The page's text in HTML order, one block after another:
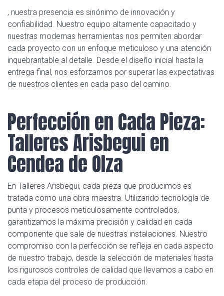
, nuestra presencia es sinónimo de innovación y
confiabilidad. Nuestro equipo altamente capacitado y
nuestras modernas herramientas nos permiten abordar
cada proyecto con un enfoque meticuloso y una atención
inquebrantable al detalle. Desde el diseño inicial hasta la
entrega final, nos esforzamos por superar las expectativas
de nuestros clientes en cada paso del camino.
Perfección en Cada Pieza:
Talleres Arisbegui en
Cendea de Olza
En Talleres Arisbegui, cada pieza que producimos es
tratada como una obra maestra. Utilizando tecnología de
punta y procesos meticulosamente controlados,
garantizamos la máxima precisión y calidad en cada
componente que sale de nuestras instalaciones. Nuestro
compromiso con la perfección se refleja en cada aspecto
de nuestro trabajo, desde la selección de materiales hasta
los rigurosos controles de calidad que llevamos a cabo en
cada etapa del proceso de producción.